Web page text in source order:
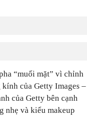
“muối mặt” vì chỉnh
của Getty Images –
của Getty bên cạnh
nhẹ và kiểu makeup